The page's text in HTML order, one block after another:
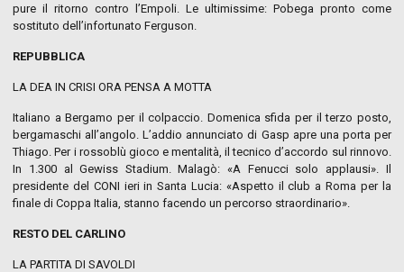
pure il ritorno contro l’Empoli. Le ultimissime: Pobega pronto come
sostituto dell’infortunato Ferguson.
REPUBBLICA
LA DEA IN CRISI ORA PENSA A MOTTA
Italiano a Bergamo per il colpaccio. Domenica sfida per il terzo posto,
bergamaschi all’angolo. L’addio annunciato di Gasp apre una porta per
Thiago. Per i rossoblù gioco e mentalità, il tecnico d’accordo sul rinnovo.
In 1.300 al Gewiss Stadium. Malagò: «A Fenucci solo applausi». Il
presidente del CONI ieri in Santa Lucia: «Aspetto il club a Roma per la
finale di Coppa Italia, stanno facendo un percorso straordinario».
RESTO DEL CARLINO
LA PARTITA DI SAVOLDI